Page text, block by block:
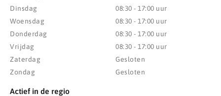
Dinsdag
Woensdag
Donderdag
Vrijdag
Zaterdag
Zondag
08:30 - 17:00 uur
08:30 - 17:00 uur
08:30 - 17:00 uur
08:30 - 17:00 uur
Gesloten
Gesloten
Actief in de regio